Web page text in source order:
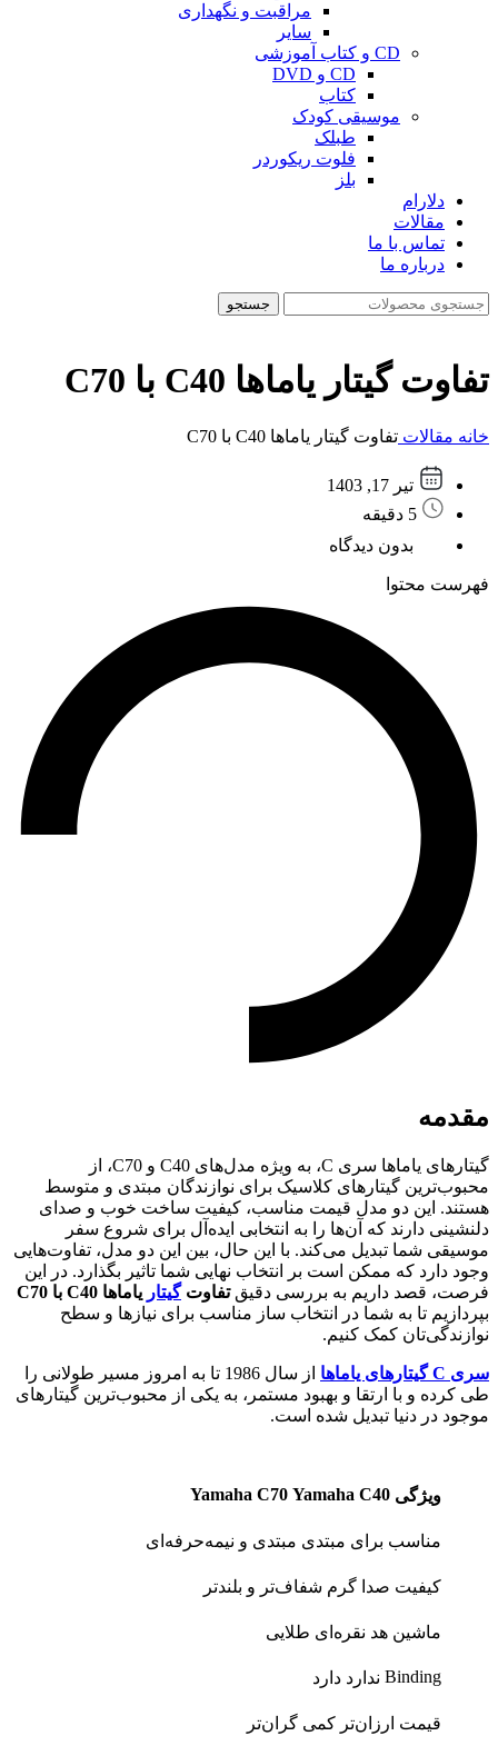
مراقبت و نگهداری
سایر
CD و کتاب آموزشی
CD و DVD
کتاب
موسیقی کودک
طبلک
فلوت ریکوردر
بلز
دلارام
مقالات
تماس با ما
درباره ما
جستجو
تفاوت گیتار یاماها C40 با C70
خانه مقالات تفاوت گیتار یاماها C40 با C70
تیر 17, 1403
5 دقیقه
بدون دیدگاه
فهرست محتوا
مقدمه
گیتارهای یاماها سری C، به ویژه مدل‌های C40 و C70، از
محبوب‌ترین گیتارهای کلاسیک برای نوازندگان مبتدی و متوسط ​​
هستند. این دو مدل قیمت مناسب، کیفیت ساخت خوب و صدای
دلنشینی دارند که آن‌ها را به انتخابی ایده‌آل برای شروع سفر
موسیقی شما تبدیل می‌کند. با این حال، بین این دو مدل، تفاوت‌هایی
وجود دارد که ممکن است بر انتخاب نهایی شما تاثیر بگذارد. در این
فرصت، قصد داریم به بررسی دقیقتفاوتگیتار یاماها C40 با C70
بپردازیم تا به شما در انتخاب ساز مناسب برای نیازها و سطح
نوازندگی‌تان کمک کنیم.
سری C گیتارهای یاماها
از سال 1986 تا به امروز مسیر طولانی را
طی کرده و با ارتقا و بهبود مستمر، به یکی از محبوب‌ترین گیتارهای
موجود در دنیا تبدیل شده است.
ویژگی Yamaha C40
Yamaha C70
مناسب برای مبتدی مبتدی و نیمه‌حرفه‌ای
کیفیت صدا گرم شفاف‌تر و بلندتر
ماشین هد نقره‌ای طلایی
Binding ندارد دارد
قیمت ارزان‌تر کمی گران‌تر